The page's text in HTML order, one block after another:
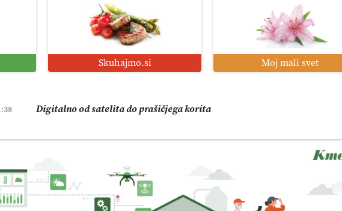
Skuhajmo.si Moj mali svet
Kmetijski roboti: bo o njihovi prihodnosti odločala cena ali prednosti za
Digitalno od satelita do prašičjega korita
Digitalizacija z GPS navigacijo in avtonomnimi sistemi